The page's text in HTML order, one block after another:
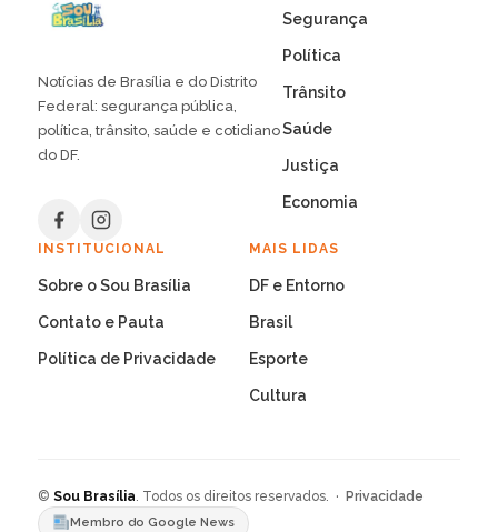
Notícias de Brasília e do Distrito
Federal: segurança pública,
política, trânsito, saúde e cotidiano
do DF.
Segurança
Política
Trânsito
Saúde
Justiça
Economia
INSTITUCIONAL
Sobre o Sou Brasília
Contato e Pauta
Política de Privacidade
MAIS LIDAS
DF e Entorno
Brasil
Esporte
Cultura
© Sou Brasília. Todos os direitos reservados. · Privacidade
Membro do Google News